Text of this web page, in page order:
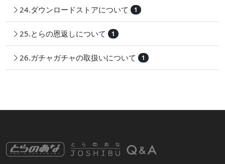
24.ダウンロードストアについて 1
25.とらの恩返しについて 1
26.ガチャガチャの取扱いについて 1